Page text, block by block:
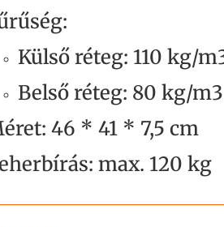
Külső réteg: 110 kg/
Belső réteg: 80 kg/m3
46 * 41 * 7,5 cm
max. 120 kg